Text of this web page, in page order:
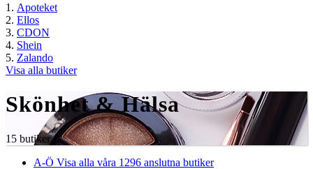
Apoteket
Ellos
CDON
Shein
Zalando
Visa alla butiker
Skönhet & Hälsa
15 butiker
A-Ö Visa alla våra 1296 anslutna butiker